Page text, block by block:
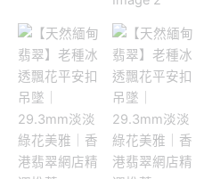
吊
墜
｜
29.3mm
淡
淡
綠
花